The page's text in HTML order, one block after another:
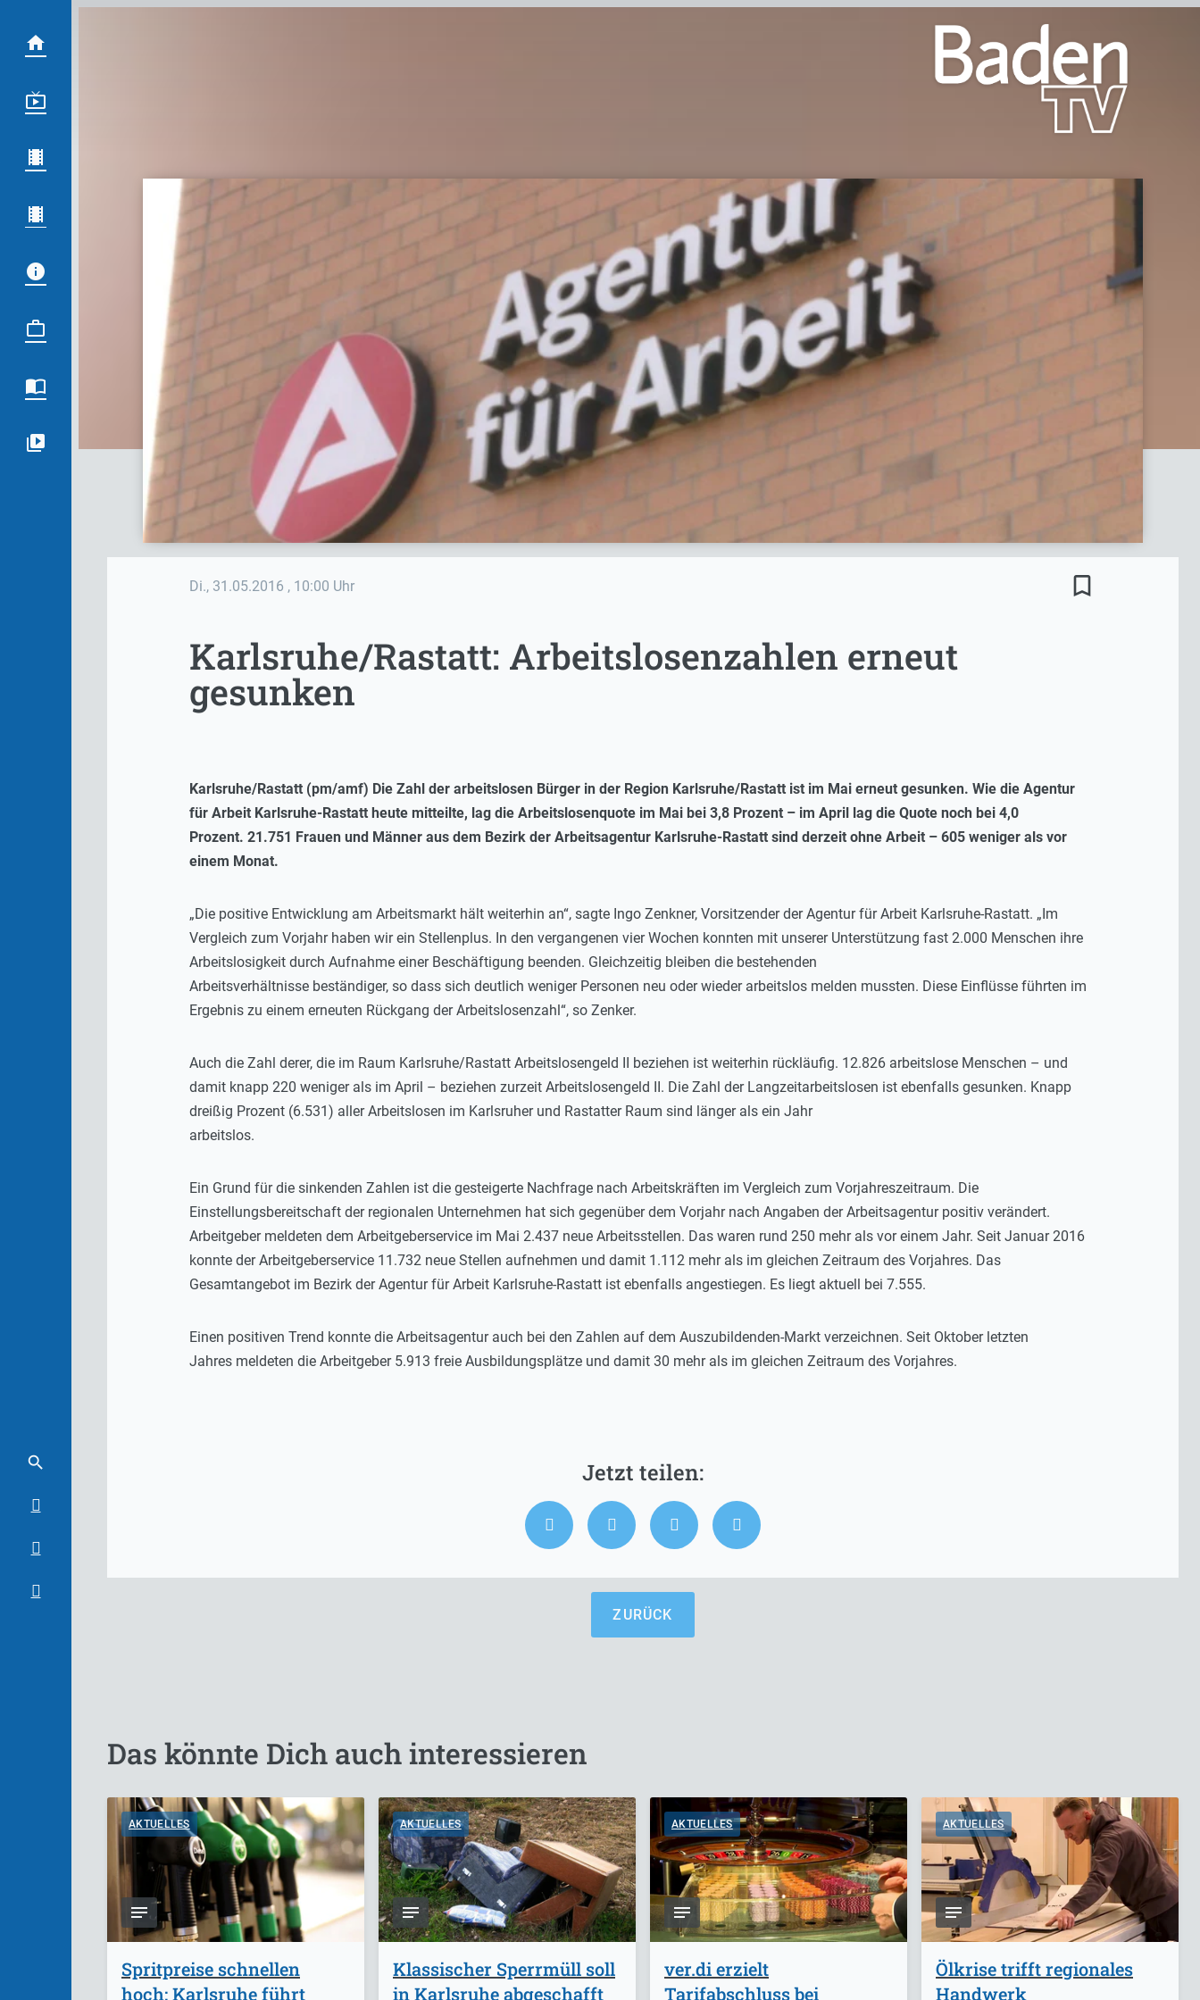
Di., 31.05.2016 , 10:00 Uhr bookmark_border
Karlsruhe/Rastatt: Arbeitslosenzahlen erneut
gesunken
Karlsruhe/Rastatt (pm/amf) Die Zahl der arbeitslosen Bürger in der Region Karlsruhe/Rastatt ist im Mai erneut gesunken. Wie die Agentur
für Arbeit Karlsruhe-Rastatt heute mitteilte, lag die Arbeitslosenquote im Mai bei 3,8 Prozent – im April lag die Quote noch bei 4,0
Prozent. 21.751 Frauen und Männer aus dem Bezirk der Arbeitsagentur Karlsruhe-Rastatt sind derzeit ohne Arbeit – 605 weniger als vor
einem Monat.
„Die positive Entwicklung am Arbeitsmarkt hält weiterhin an“, sagte Ingo Zenkner, Vorsitzender der Agentur für Arbeit Karlsruhe-Rastatt. „Im
Vergleich zum Vorjahr haben wir ein Stellenplus. In den vergangenen vier Wochen konnten mit unserer Unterstützung fast 2.000 Menschen ihre
Arbeitslosigkeit durch Aufnahme einer Beschäftigung beenden. Gleichzeitig bleiben die bestehenden
Arbeitsverhältnisse beständiger, so dass sich deutlich weniger Personen neu oder wieder arbeitslos melden mussten. Diese Einflüsse führten im
Ergebnis zu einem erneuten Rückgang der Arbeitslosenzahl“, so Zenker.
Auch die Zahl derer, die im Raum Karlsruhe/Rastatt Arbeitslosengeld II beziehen ist weiterhin rückläufig. 12.826 arbeitslose Menschen – und
damit knapp 220 weniger als im April – beziehen zurzeit Arbeitslosengeld II. Die Zahl der Langzeitarbeitslosen ist ebenfalls gesunken. Knapp
dreißig Prozent (6.531) aller Arbeitslosen im Karlsruher und Rastatter Raum sind länger als ein Jahr
arbeitslos.
Ein Grund für die sinkenden Zahlen ist die gesteigerte Nachfrage nach Arbeitskräften im Vergleich zum Vorjahreszeitraum. Die
Einstellungsbereitschaft der regionalen Unternehmen hat sich gegenüber dem Vorjahr nach Angaben der Arbeitsagentur positiv verändert.
Arbeitgeber meldeten dem Arbeitgeberservice im Mai 2.437 neue Arbeitsstellen. Das waren rund 250 mehr als vor einem Jahr. Seit Januar 2016
konnte der Arbeitgeberservice 11.732 neue Stellen aufnehmen und damit 1.112 mehr als im gleichen Zeitraum des Vorjahres. Das
Gesamtangebot im Bezirk der Agentur für Arbeit Karlsruhe-Rastatt ist ebenfalls angestiegen. Es liegt aktuell bei 7.555.
Einen positiven Trend konnte die Arbeitsagentur auch bei den Zahlen auf dem Auszubildenden-Markt verzeichnen. Seit Oktober letzten
Jahres meldeten die Arbeitgeber 5.913 freie Ausbildungsplätze und damit 30 mehr als im gleichen Zeitraum des Vorjahres.
ZURÜCK
Das könnte Dich auch interessieren
AKTUELLES
Spritpreise schnellen
hoch: Karlsruhe führt
AKTUELLES
Klassischer Sperrmüll soll
in Karlsruhe abgeschafft
AKTUELLES
ver.di erzielt
Tarifabschluss bei
AKTUELLES
Ölkrise trifft regionales
Handwerk